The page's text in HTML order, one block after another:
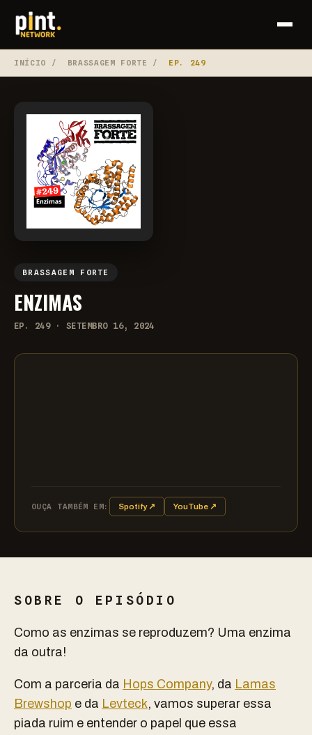
INÍCIO / BRASSAGEM FORTE / EP. 249
BRASSAGEM FORTE
ENZIMAS
EP. 249 · SETEMBRO 16, 2024
OUÇA TAMBÉM EM: Spotify ↗ YouTube ↗
SOBRE O EPISÓDIO
Como as enzimas se reproduzem? Uma enzima
da outra!
Com a parceria da Hops Company, da Lamas
Brewshop e da Levteck, vamos superar essa
piada ruim e entender o papel que essa